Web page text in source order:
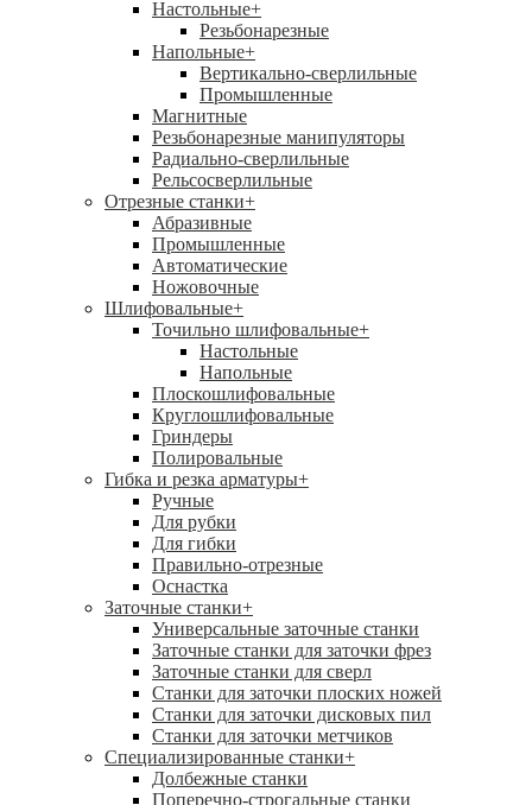
Настольные+
Резьбонарезные
Напольные+
Вертикально-сверлильные
Промышленные
Магнитные
Резьбонарезные манипуляторы
Радиально-сверлильные
Рельсосверлильные
Отрезные станки+
Абразивные
Промышленные
Автоматические
Ножовочные
Шлифовальные+
Точильно шлифовальные+
Настольные
Напольные
Плоскошлифовальные
Круглошлифовальные
Гриндеры
Полировальные
Гибка и резка арматуры+
Ручные
Для рубки
Для гибки
Правильно-отрезные
Оснастка
Заточные станки+
Универсальные заточные станки
Заточные станки для заточки фрез
Заточные станки для сверл
Станки для заточки плоских ножей
Станки для заточки дисковых пил
Станки для заточки метчиков
Специализированные станки+
Долбежные станки
Поперечно-строгальные станки